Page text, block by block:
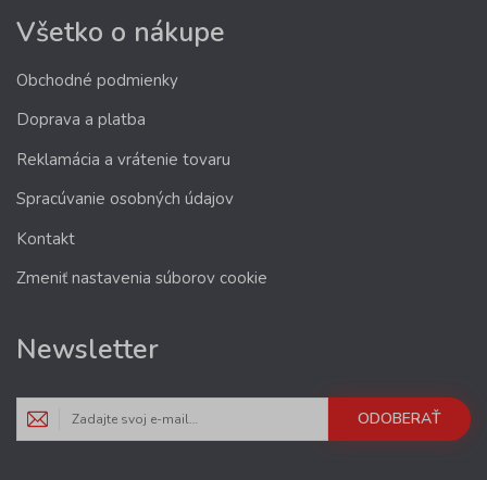
Všetko o nákupe
Obchodné podmienky
Doprava a platba
Reklamácia a vrátenie tovaru
Spracúvanie osobných údajov
Kontakt
Zmeniť nastavenia súborov cookie
Newsletter
ODOBERAŤ